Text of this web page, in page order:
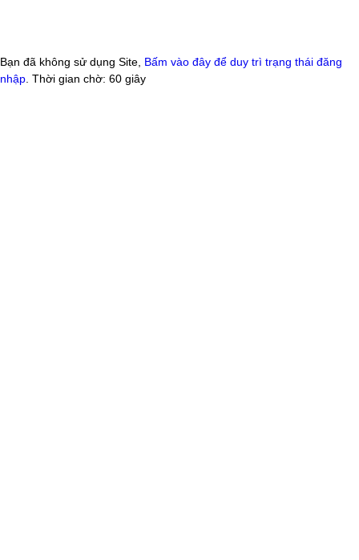
Bạn đã không sử dụng Site, Bấm vào đây để duy trì trạng thái đăng
nhập . Thời gian chờ: 60 giây